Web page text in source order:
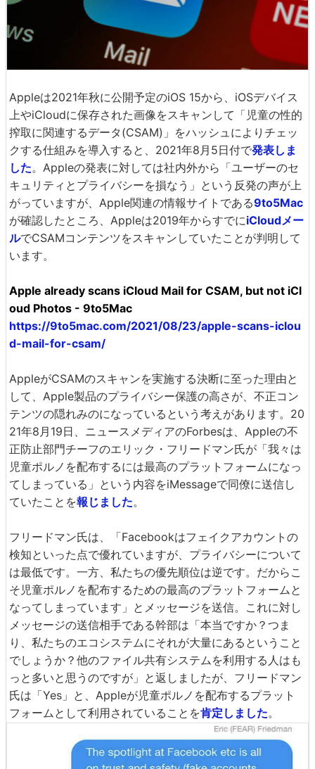
Appleは2021年秋に公開予定のiOS 15から、iOSデバイス
上やiCloudに保存された画像をスキャンして「児童の性的
搾取に関連するデータ(CSAM)」をハッシュによりチェッ
クする仕組みを導入すると、2021年8月5日付で発表しま
した。Appleの発表に対しては社内外から「ユーザーのセ
キュリティとプライバシーを損なう」という反発の声が上
がっていますが、Apple関連の情報サイトである9to5Mac
が確認したところ、Appleは2019年からすでにiCloudメー
ルでCSAMコンテンツをスキャンしていたことが判明して
います。
Apple already scans iCloud Mail for CSAM, but not iCl
oud Photos - 9to5Mac
https://9to5mac.com/2021/08/23/apple-scans-iclou
d-mail-for-csam/
AppleがCSAMのスキャンを実施する決断に至った理由と
して、Apple製品のプライバシー保護の高さが、不正コン
テンツの隠れみのになっているという考えがあります。20
21年8月19日、ニュースメディアのForbesは、Appleの不
正防止部門チーフのエリック・フリードマン氏が「我々は
児童ポルノを配布するには最高のプラットフォームになっ
てしまっている」という内容をiMessageで同僚に送信し
ていたことを報じました。
フリードマン氏は、「Facebookはフェイクアカウントの
検知といった点で優れていますが、プライバシーについて
は最低です。一方、私たちの優先順位は逆です。だからこ
そ児童ポルノを配布するための最高のプラットフォームと
なってしまっています」とメッセージを送信。これに対し
メッセージの送信相手である幹部は「本当ですか？つま
り、私たちのエコシステムにそれが大量にあるということ
でしょうか？他のファイル共有システムを利用する人はも
っと多いと思うのですが」と返しましたが、フリードマン
氏は「Yes」と、Appleが児童ポルノを配布するプラット
フォームとして利用されていることを肯定しました。